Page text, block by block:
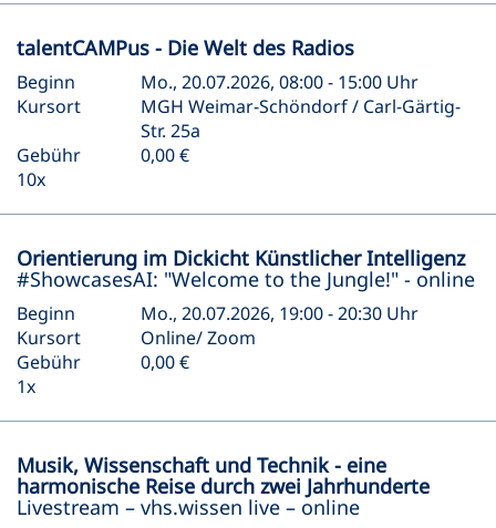
talentCAMPus - Die Welt des Radios
Beginn
Mo., 20.07.2026, 08:00 - 15:00 Uhr
Kursort
MGH Weimar-Schöndorf / Carl-Gärtig-
Str. 25a
Gebühr
0,00 €
10x
Orientierung im Dickicht Künstlicher Intelligenz
#ShowcasesAI: "Welcome to the Jungle!" - online
Beginn
Mo., 20.07.2026, 19:00 - 20:30 Uhr
Kursort
Online/ Zoom
Gebühr
0,00 €
1x
Musik, Wissenschaft und Technik - eine
harmonische Reise durch zwei Jahrhunderte
Livestream – vhs.wissen live – online